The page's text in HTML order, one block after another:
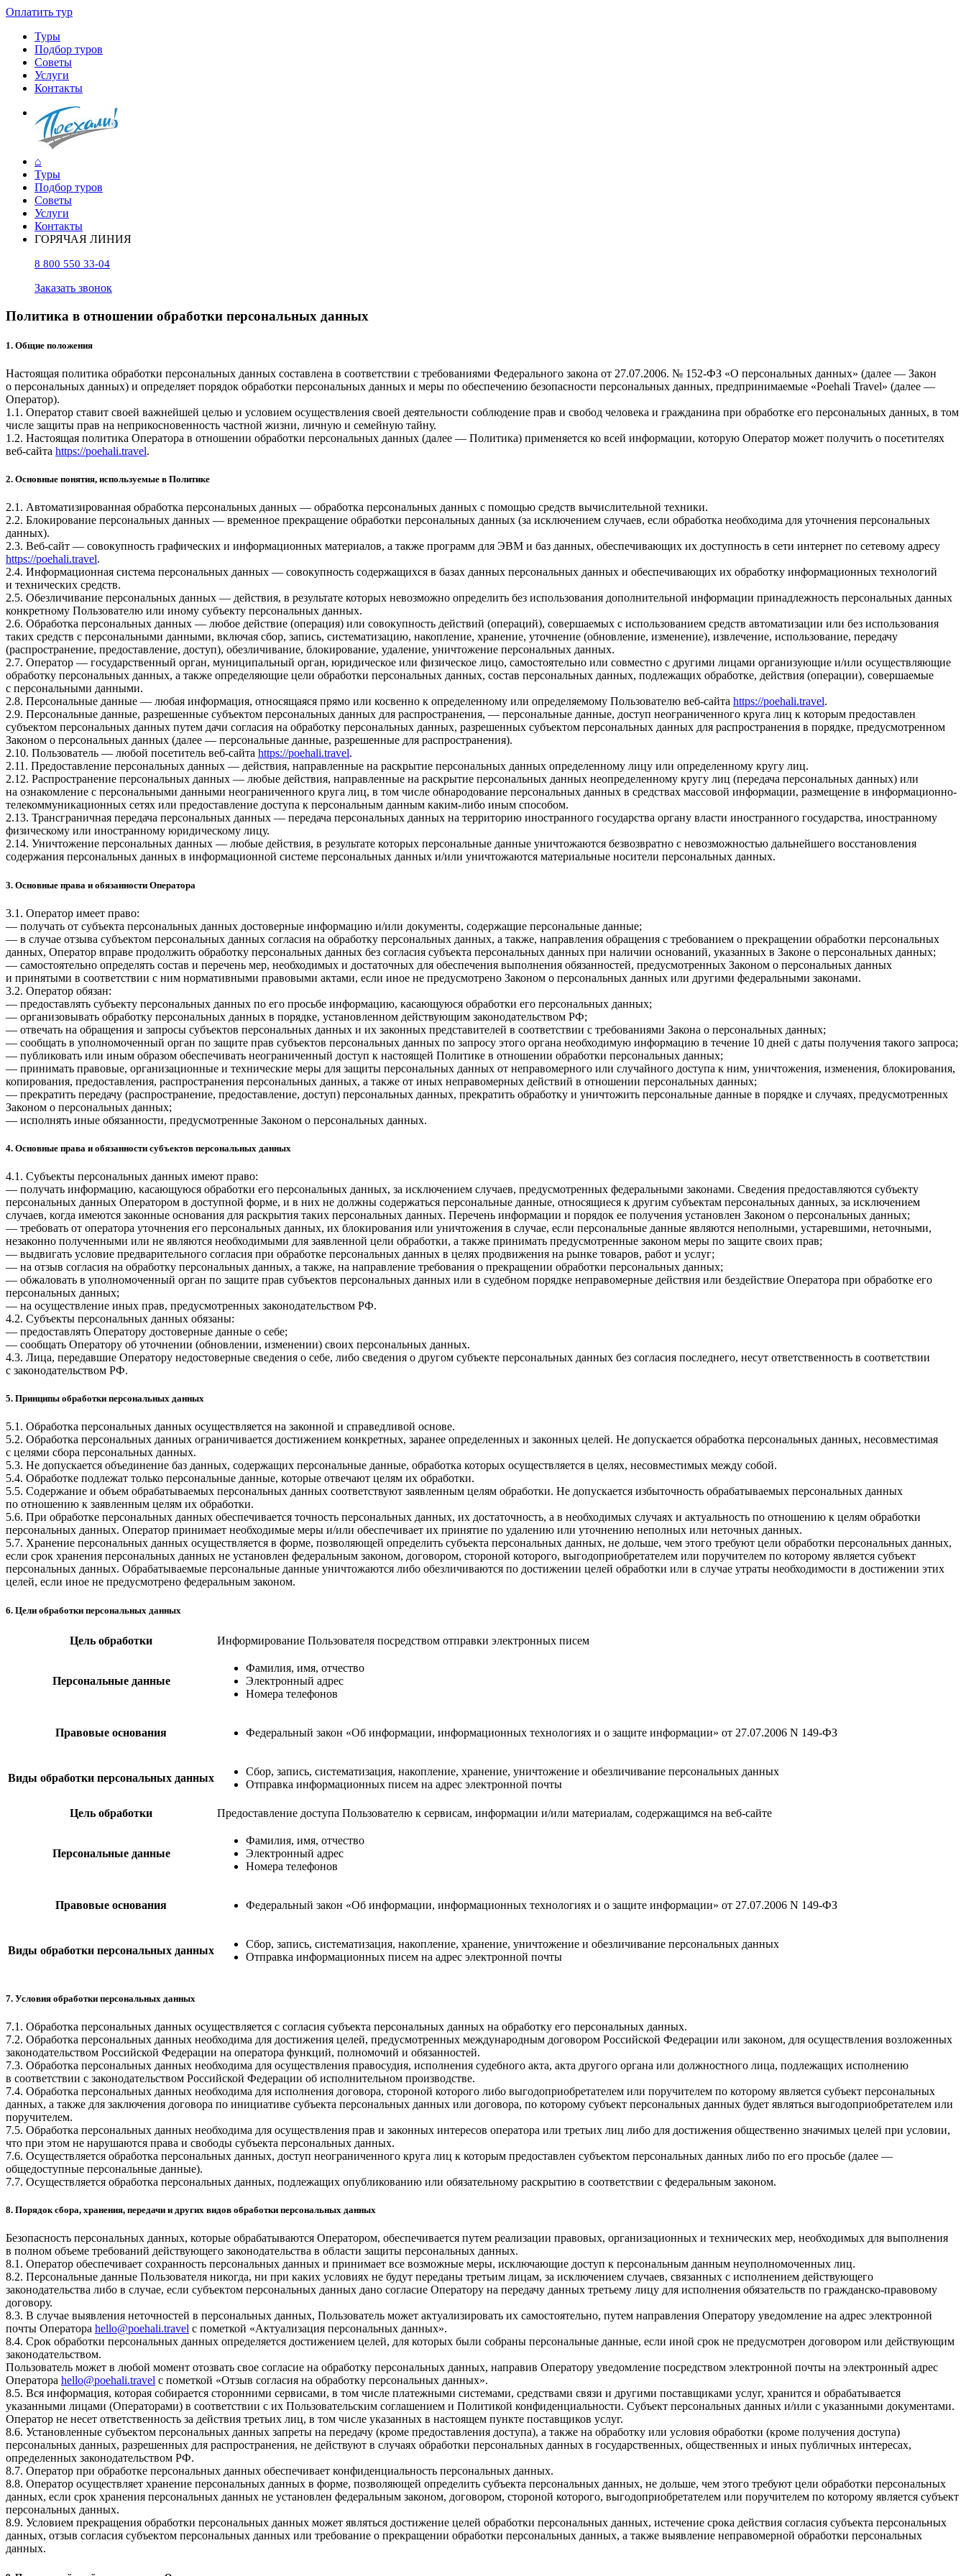
Оплатить тур
Туры
Подбор туров
Советы
Услуги
Контакты
⌂
Туры
Подбор туров
Советы
Услуги
Контакты
ГОРЯЧАЯ ЛИНИЯ
8 800 550 33-04
Заказать звонок
Политика в отношении обработки персональных данных
1. Общие положения
Настоящая политика обработки персональных данных составлена в соответствии с требованиями Федерального закона от 27.07.2006. № 152-ФЗ «О персональных данных» (далее — Закон
о персональных данных) и определяет порядок обработки персональных данных и меры по обеспечению безопасности персональных данных, предпринимаемые «Poehali Travel» (далее —
Оператор).
1.1. Оператор ставит своей важнейшей целью и условием осуществления своей деятельности соблюдение прав и свобод человека и гражданина при обработке его персональных данных, в том
числе защиты прав на неприкосновенность частной жизни, личную и семейную тайну.
1.2. Настоящая политика Оператора в отношении обработки персональных данных (далее — Политика) применяется ко всей информации, которую Оператор может получить о посетителях
веб-сайта https://poehali.travel.
2. Основные понятия, используемые в Политике
2.1. Автоматизированная обработка персональных данных — обработка персональных данных с помощью средств вычислительной техники.
2.2. Блокирование персональных данных — временное прекращение обработки персональных данных (за исключением случаев, если обработка необходима для уточнения персональных
данных).
2.3. Веб-сайт — совокупность графических и информационных материалов, а также программ для ЭВМ и баз данных, обеспечивающих их доступность в сети интернет по сетевому адресу
https://poehali.travel.
2.4. Информационная система персональных данных — совокупность содержащихся в базах данных персональных данных и обеспечивающих их обработку информационных технологий
и технических средств.
2.5. Обезличивание персональных данных — действия, в результате которых невозможно определить без использования дополнительной информации принадлежность персональных данных
конкретному Пользователю или иному субъекту персональных данных.
2.6. Обработка персональных данных — любое действие (операция) или совокупность действий (операций), совершаемых с использованием средств автоматизации или без использования
таких средств с персональными данными, включая сбор, запись, систематизацию, накопление, хранение, уточнение (обновление, изменение), извлечение, использование, передачу
(распространение, предоставление, доступ), обезличивание, блокирование, удаление, уничтожение персональных данных.
2.7. Оператор — государственный орган, муниципальный орган, юридическое или физическое лицо, самостоятельно или совместно с другими лицами организующие и/или осуществляющие
обработку персональных данных, а также определяющие цели обработки персональных данных, состав персональных данных, подлежащих обработке, действия (операции), совершаемые
с персональными данными.
2.8. Персональные данные — любая информация, относящаяся прямо или косвенно к определенному или определяемому Пользователю веб-сайта https://poehali.travel.
2.9. Персональные данные, разрешенные субъектом персональных данных для распространения, — персональные данные, доступ неограниченного круга лиц к которым предоставлен
субъектом персональных данных путем дачи согласия на обработку персональных данных, разрешенных субъектом персональных данных для распространения в порядке, предусмотренном
Законом о персональных данных (далее — персональные данные, разрешенные для распространения).
2.10. Пользователь — любой посетитель веб-сайта https://poehali.travel.
2.11. Предоставление персональных данных — действия, направленные на раскрытие персональных данных определенному лицу или определенному кругу лиц.
2.12. Распространение персональных данных — любые действия, направленные на раскрытие персональных данных неопределенному кругу лиц (передача персональных данных) или
на ознакомление с персональными данными неограниченного круга лиц, в том числе обнародование персональных данных в средствах массовой информации, размещение в информационно-
телекоммуникационных сетях или предоставление доступа к персональным данным каким-либо иным способом.
2.13. Трансграничная передача персональных данных — передача персональных данных на территорию иностранного государства органу власти иностранного государства, иностранному
физическому или иностранному юридическому лицу.
2.14. Уничтожение персональных данных — любые действия, в результате которых персональные данные уничтожаются безвозвратно с невозможностью дальнейшего восстановления
содержания персональных данных в информационной системе персональных данных и/или уничтожаются материальные носители персональных данных.
3. Основные права и обязанности Оператора
3.1. Оператор имеет право:
— получать от субъекта персональных данных достоверные информацию и/или документы, содержащие персональные данные;
— в случае отзыва субъектом персональных данных согласия на обработку персональных данных, а также, направления обращения с требованием о прекращении обработки персональных
данных, Оператор вправе продолжить обработку персональных данных без согласия субъекта персональных данных при наличии оснований, указанных в Законе о персональных данных;
— самостоятельно определять состав и перечень мер, необходимых и достаточных для обеспечения выполнения обязанностей, предусмотренных Законом о персональных данных
и принятыми в соответствии с ним нормативными правовыми актами, если иное не предусмотрено Законом о персональных данных или другими федеральными законами.
3.2. Оператор обязан:
— предоставлять субъекту персональных данных по его просьбе информацию, касающуюся обработки его персональных данных;
— организовывать обработку персональных данных в порядке, установленном действующим законодательством РФ;
— отвечать на обращения и запросы субъектов персональных данных и их законных представителей в соответствии с требованиями Закона о персональных данных;
— сообщать в уполномоченный орган по защите прав субъектов персональных данных по запросу этого органа необходимую информацию в течение 10 дней с даты получения такого запроса;
— публиковать или иным образом обеспечивать неограниченный доступ к настоящей Политике в отношении обработки персональных данных;
— принимать правовые, организационные и технические меры для защиты персональных данных от неправомерного или случайного доступа к ним, уничтожения, изменения, блокирования,
копирования, предоставления, распространения персональных данных, а также от иных неправомерных действий в отношении персональных данных;
— прекратить передачу (распространение, предоставление, доступ) персональных данных, прекратить обработку и уничтожить персональные данные в порядке и случаях, предусмотренных
Законом о персональных данных;
— исполнять иные обязанности, предусмотренные Законом о персональных данных.
4. Основные права и обязанности субъектов персональных данных
4.1. Субъекты персональных данных имеют право:
— получать информацию, касающуюся обработки его персональных данных, за исключением случаев, предусмотренных федеральными законами. Сведения предоставляются субъекту
персональных данных Оператором в доступной форме, и в них не должны содержаться персональные данные, относящиеся к другим субъектам персональных данных, за исключением
случаев, когда имеются законные основания для раскрытия таких персональных данных. Перечень информации и порядок ее получения установлен Законом о персональных данных;
— требовать от оператора уточнения его персональных данных, их блокирования или уничтожения в случае, если персональные данные являются неполными, устаревшими, неточными,
незаконно полученными или не являются необходимыми для заявленной цели обработки, а также принимать предусмотренные законом меры по защите своих прав;
— выдвигать условие предварительного согласия при обработке персональных данных в целях продвижения на рынке товаров, работ и услуг;
— на отзыв согласия на обработку персональных данных, а также, на направление требования о прекращении обработки персональных данных;
— обжаловать в уполномоченный орган по защите прав субъектов персональных данных или в судебном порядке неправомерные действия или бездействие Оператора при обработке его
персональных данных;
— на осуществление иных прав, предусмотренных законодательством РФ.
4.2. Субъекты персональных данных обязаны:
— предоставлять Оператору достоверные данные о себе;
— сообщать Оператору об уточнении (обновлении, изменении) своих персональных данных.
4.3. Лица, передавшие Оператору недостоверные сведения о себе, либо сведения о другом субъекте персональных данных без согласия последнего, несут ответственность в соответствии
с законодательством РФ.
5. Принципы обработки персональных данных
5.1. Обработка персональных данных осуществляется на законной и справедливой основе.
5.2. Обработка персональных данных ограничивается достижением конкретных, заранее определенных и законных целей. Не допускается обработка персональных данных, несовместимая
с целями сбора персональных данных.
5.3. Не допускается объединение баз данных, содержащих персональные данные, обработка которых осуществляется в целях, несовместимых между собой.
5.4. Обработке подлежат только персональные данные, которые отвечают целям их обработки.
5.5. Содержание и объем обрабатываемых персональных данных соответствуют заявленным целям обработки. Не допускается избыточность обрабатываемых персональных данных
по отношению к заявленным целям их обработки.
5.6. При обработке персональных данных обеспечивается точность персональных данных, их достаточность, а в необходимых случаях и актуальность по отношению к целям обработки
персональных данных. Оператор принимает необходимые меры и/или обеспечивает их принятие по удалению или уточнению неполных или неточных данных.
5.7. Хранение персональных данных осуществляется в форме, позволяющей определить субъекта персональных данных, не дольше, чем этого требуют цели обработки персональных данных,
если срок хранения персональных данных не установлен федеральным законом, договором, стороной которого, выгодоприобретателем или поручителем по которому является субъект
персональных данных. Обрабатываемые персональные данные уничтожаются либо обезличиваются по достижении целей обработки или в случае утраты необходимости в достижении этих
целей, если иное не предусмотрено федеральным законом.
6. Цели обработки персональных данных
Цель обработки Информирование Пользователя посредством отправки электронных писем
Персональные данные
Фамилия, имя, отчество
Электронный адрес
Номера телефонов
Правовые основания Федеральный закон «Об информации, информационных технологиях и о защите информации» от 27.07.2006 N 149-ФЗ
Виды обработки персональных данных
Сбор, запись, систематизация, накопление, хранение, уничтожение и обезличивание персональных данных
Отправка информационных писем на адрес электронной почты
Цель обработки Предоставление доступа Пользователю к сервисам, информации и/или материалам, содержащимся на веб-сайте
Персональные данные
Фамилия, имя, отчество
Электронный адрес
Номера телефонов
Правовые основания Федеральный закон «Об информации, информационных технологиях и о защите информации» от 27.07.2006 N 149-ФЗ
Виды обработки персональных данных
Сбор, запись, систематизация, накопление, хранение, уничтожение и обезличивание персональных данных
Отправка информационных писем на адрес электронной почты
7. Условия обработки персональных данных
7.1. Обработка персональных данных осуществляется с согласия субъекта персональных данных на обработку его персональных данных.
7.2. Обработка персональных данных необходима для достижения целей, предусмотренных международным договором Российской Федерации или законом, для осуществления возложенных
законодательством Российской Федерации на оператора функций, полномочий и обязанностей.
7.3. Обработка персональных данных необходима для осуществления правосудия, исполнения судебного акта, акта другого органа или должностного лица, подлежащих исполнению
в соответствии с законодательством Российской Федерации об исполнительном производстве.
7.4. Обработка персональных данных необходима для исполнения договора, стороной которого либо выгодоприобретателем или поручителем по которому является субъект персональных
данных, а также для заключения договора по инициативе субъекта персональных данных или договора, по которому субъект персональных данных будет являться выгодоприобретателем или
поручителем.
7.5. Обработка персональных данных необходима для осуществления прав и законных интересов оператора или третьих лиц либо для достижения общественно значимых целей при условии,
что при этом не нарушаются права и свободы субъекта персональных данных.
7.6. Осуществляется обработка персональных данных, доступ неограниченного круга лиц к которым предоставлен субъектом персональных данных либо по его просьбе (далее —
общедоступные персональные данные).
7.7. Осуществляется обработка персональных данных, подлежащих опубликованию или обязательному раскрытию в соответствии с федеральным законом.
8. Порядок сбора, хранения, передачи и других видов обработки персональных данных
Безопасность персональных данных, которые обрабатываются Оператором, обеспечивается путем реализации правовых, организационных и технических мер, необходимых для выполнения
в полном объеме требований действующего законодательства в области защиты персональных данных.
8.1. Оператор обеспечивает сохранность персональных данных и принимает все возможные меры, исключающие доступ к персональным данным неуполномоченных лиц.
8.2. Персональные данные Пользователя никогда, ни при каких условиях не будут переданы третьим лицам, за исключением случаев, связанных с исполнением действующего
законодательства либо в случае, если субъектом персональных данных дано согласие Оператору на передачу данных третьему лицу для исполнения обязательств по гражданско-правовому
договору.
8.3. В случае выявления неточностей в персональных данных, Пользователь может актуализировать их самостоятельно, путем направления Оператору уведомление на адрес электронной
почты Оператора hello@poehali.travel с пометкой «Актуализация персональных данных».
8.4. Срок обработки персональных данных определяется достижением целей, для которых были собраны персональные данные, если иной срок не предусмотрен договором или действующим
законодательством.
Пользователь может в любой момент отозвать свое согласие на обработку персональных данных, направив Оператору уведомление посредством электронной почты на электронный адрес
Оператора hello@poehali.travel с пометкой «Отзыв согласия на обработку персональных данных».
8.5. Вся информация, которая собирается сторонними сервисами, в том числе платежными системами, средствами связи и другими поставщиками услуг, хранится и обрабатывается
указанными лицами (Операторами) в соответствии с их Пользовательским соглашением и Политикой конфиденциальности. Субъект персональных данных и/или с указанными документами.
Оператор не несет ответственность за действия третьих лиц, в том числе указанных в настоящем пункте поставщиков услуг.
8.6. Установленные субъектом персональных данных запреты на передачу (кроме предоставления доступа), а также на обработку или условия обработки (кроме получения доступа)
персональных данных, разрешенных для распространения, не действуют в случаях обработки персональных данных в государственных, общественных и иных публичных интересах,
определенных законодательством РФ.
8.7. Оператор при обработке персональных данных обеспечивает конфиденциальность персональных данных.
8.8. Оператор осуществляет хранение персональных данных в форме, позволяющей определить субъекта персональных данных, не дольше, чем этого требуют цели обработки персональных
данных, если срок хранения персональных данных не установлен федеральным законом, договором, стороной которого, выгодоприобретателем или поручителем по которому является субъект
персональных данных.
8.9. Условием прекращения обработки персональных данных может являться достижение целей обработки персональных данных, истечение срока действия согласия субъекта персональных
данных, отзыв согласия субъектом персональных данных или требование о прекращении обработки персональных данных, а также выявление неправомерной обработки персональных
данных.